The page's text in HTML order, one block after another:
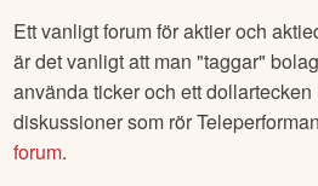
Ett vanligt forum för aktier och
är det vanligt att man "taggar"
använda ticker och ett
diskussioner som rör
forum.